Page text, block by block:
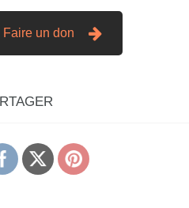
Faire un don